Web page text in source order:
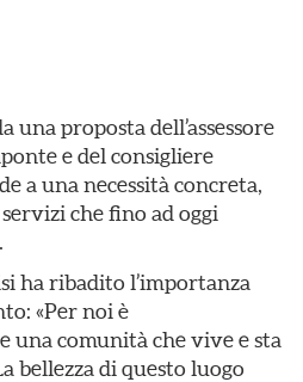
una proposta dell’assessore
e del consigliere
a una necessità concreta,
che fino ad oggi
ha ribadito l’importanza
«Per noi è
una comunità che vive e sta
bellezza di questo luogo